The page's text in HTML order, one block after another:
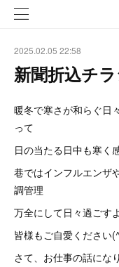
2025.02.05 22:58
新聞折込チ
暖冬で寒さが和らぐ日
って
日の当たる日中も寒く
巷ではインフルエンザ
調管理
万全にして日々過ごす
皆様もご自愛ください
さて、お仕事の話にな